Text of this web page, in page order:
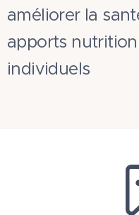
améliorer la
apports
individuels